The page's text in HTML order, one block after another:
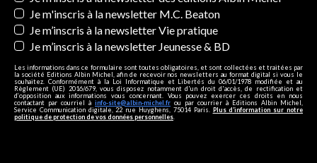
Je m'inscris à la newsletter M.C. Beaton
Je m’inscris à la newsletter Vie pratique
Je m’inscris à la newsletter Jeunesse & BD
Les informations dans ce formulaire sont toutes obligatoires, et sont collectées et traitées par
la société Editions Albin Michel, afin de recevoir nos newsletters au format digital si vous le
souhaitez. Conformément à la Loi Informatique et Libertés du 06/01/1978 modifiée et au
Règlement (UE) 2016/679, vous disposez notamment d'un droit d'accès, de rectification et
d’opposition aux informations vous concernant. Vous pouvez exercer ces droits en nous
contactant par courriel à info-site@albin-michel.fr ou par courrier à Editions Albin Michel,
Service Communication digitale, 22 rue Huyghens, 75014 Paris. Plus d’information sur notre
politique de protection de vos données personnelles